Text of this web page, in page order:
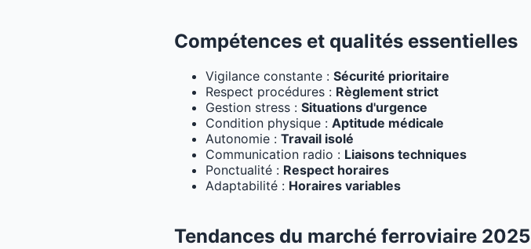
Compétences et qualités essentielles
Vigilance constante : Sécurité prioritaire
Respect procédures : Règlement strict
Gestion stress : Situations d'urgence
Condition physique : Aptitude médicale
Autonomie : Travail isolé
Communication radio : Liaisons techniques
Ponctualité : Respect horaires
Adaptabilité : Horaires variables
Tendances du marché ferroviaire 2025